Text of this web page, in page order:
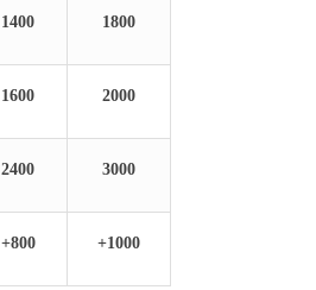
1400 1800
1600 2000
2400 3000
+800 +1000